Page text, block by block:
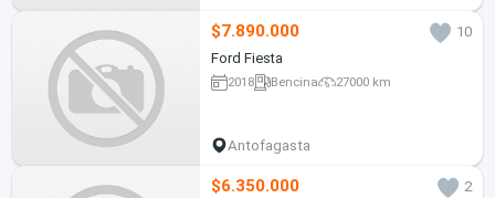
$7.890.000
10
Ford Fiesta
2018 Bencina 27000 km
Antofagasta
$6.350.000 2